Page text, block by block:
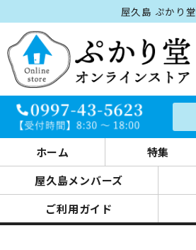
屋久島 ぷかり堂
ホーム 特集
屋久島メンバーズ
ご利用ガイド